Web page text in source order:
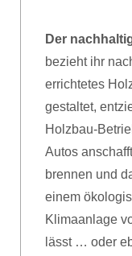
Der
bezieht ihr
errichtetes
gestaltet,
Holzbau-
Autos
brennen und
einem
Klimaanlage
lässt … oder